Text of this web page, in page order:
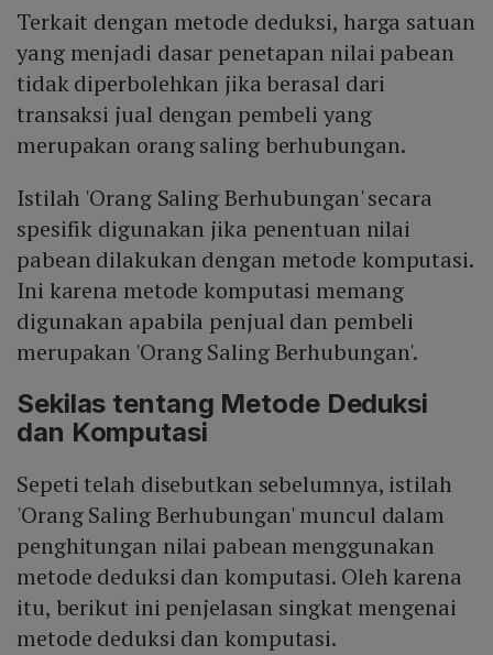
Terkait dengan metode deduksi, harga satuan
yang menjadi dasar penetapan nilai pabean
tidak diperbolehkan jika berasal dari
transaksi jual dengan pembeli yang
merupakan orang saling berhubungan.
Istilah 'Orang Saling Berhubungan' secara
spesifik digunakan jika penentuan nilai
pabean dilakukan dengan metode komputasi.
Ini karena metode komputasi memang
digunakan apabila penjual dan pembeli
merupakan 'Orang Saling Berhubungan'.
Sekilas tentang Metode Deduksi
dan Komputasi
Sepeti telah disebutkan sebelumnya, istilah
'Orang Saling Berhubungan' muncul dalam
penghitungan nilai pabean menggunakan
metode deduksi dan komputasi. Oleh karena
itu, berikut ini penjelasan singkat mengenai
metode deduksi dan komputasi.